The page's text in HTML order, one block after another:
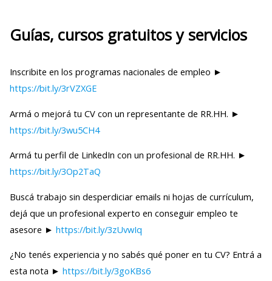
Guías, cursos gratuitos y servicios
Inscribite en los programas nacionales de empleo ►
https://bit.ly/3rVZXGE
Armá o mejorá tu CV con un representante de RR.HH. ►
https://bit.ly/3wu5CH4
Armá tu perfil de LinkedIn con un profesional de RR.HH. ►
https://bit.ly/3Op2TaQ
Buscá trabajo sin desperdiciar emails ni hojas de currículum,
dejá que un profesional experto en conseguir empleo te
asesore ► https://bit.ly/3zUvwIq
¿No tenés experiencia y no sabés qué poner en tu CV? Entrá a
esta nota ► https://bit.ly/3goKBs6